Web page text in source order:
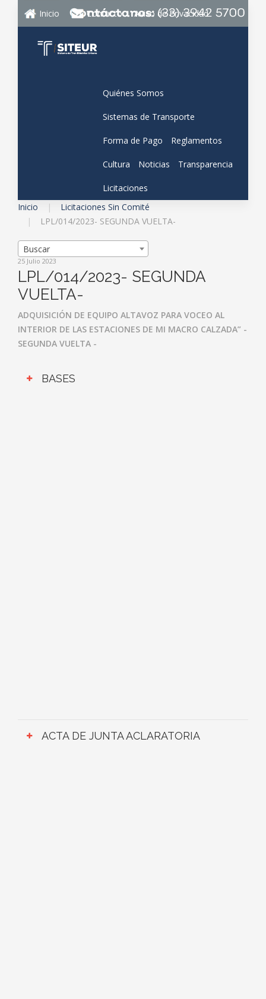
Inicio Contacto Aviso de Privacidad
Quiénes Somos
Sistemas de Transporte
Forma de Pago Reglamentos
Cultura Noticias Transparencia
Licitaciones
Inicio
Licitaciones Sin Comité
LPL/014/2023- SEGUNDA VUELTA-
Buscar
25 Julio 2023
LPL/014/2023- SEGUNDA
VUELTA-
ADQUISICIÓN DE EQUIPO ALTAVOZ PARA VOCEO AL
INTERIOR DE LAS ESTACIONES DE MI MACRO CALZADA” -
SEGUNDA VUELTA -
BASES
ACTA DE JUNTA ACLARATORIA